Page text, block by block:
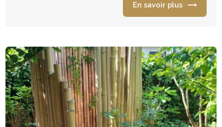
En savoir plus